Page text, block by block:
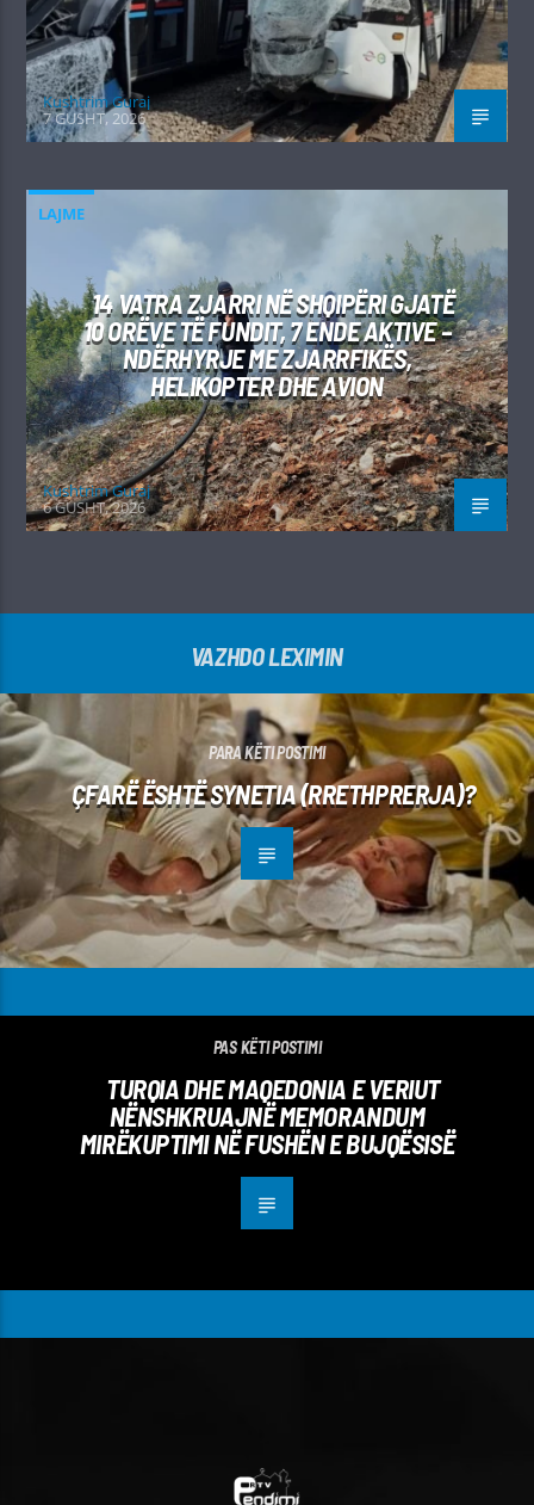
Kushtrim Guraj
7 GUSHT, 2026
LAJME
14 VATRA ZJARRI NË SHQIPËRI GJATË
10 ORËVE TË FUNDIT, 7 ENDE AKTIVE –
NDËRHYRJE ME ZJARRFIKËS,
HELIKOPTER DHE AVION
Kushtrim Guraj
6 GUSHT, 2026
VAZHDO LEXIMIN
PARA KËTI POSTIMI
ÇFARË ËSHTË SYNETIA (RRETHPRERJA)?
PAS KËTI POSTIMI
TURQIA DHE MAQEDONIA E VERIUT
NËNSHKRUAJNË MEMORANDUM
MIRËKUPTIMI NË FUSHËN E BUJQËSISË